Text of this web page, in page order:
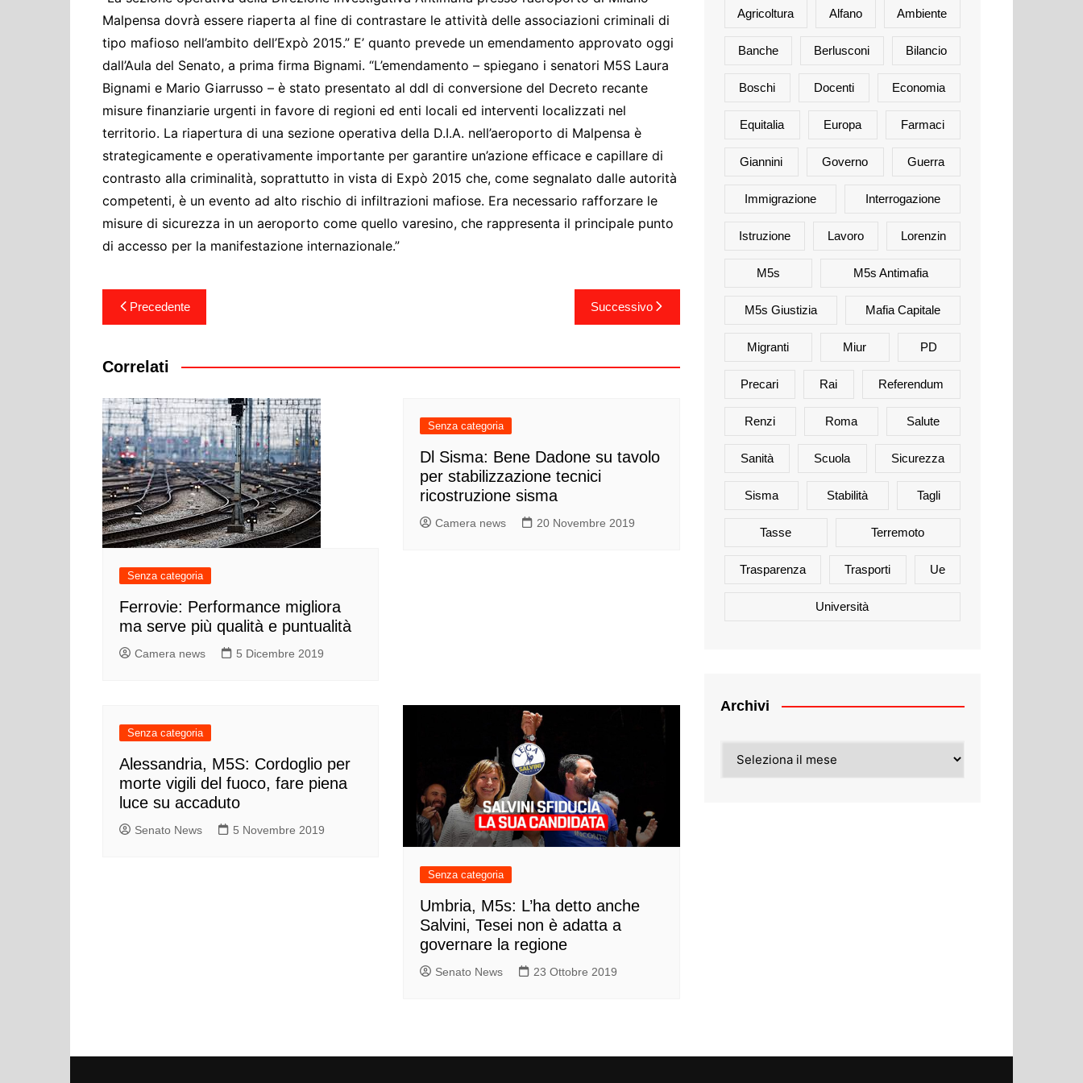
Cultura ed Istruzione
Difesa
Eventi
Finanze e tesoro
Giustizia
Lavori pubblici e Trasporti
Lavoro
Rifiuti
Malpensa dovrà essere riaperta al fine di contrastare le attività delle associazioni criminali di
tipo mafioso nell’ambito dell’Expò 2015.” E’ quanto prevede un emendamento approvato oggi
dall’Aula del Senato, a prima firma Bignami. “L’emendamento – spiegano i senatori M5S Laura
Bignami e Mario Giarrusso – è stato presentato al ddl di conversione del Decreto recante
misure finanziarie urgenti in favore di regioni ed enti locali ed interventi localizzati nel
territorio. La riapertura di una sezione operativa della D.I.A. nell’aeroporto di Malpensa è
strategicamente e operativamente importante per garantire un’azione efficace e capillare di
contrasto alla criminalità, soprattutto in vista di Expò 2015 che, come segnalato dalle autorità
competenti, è un evento ad alto rischio di infiltrazioni mafiose. Era necessario rafforzare le
misure di sicurezza in un aeroporto come quello varesino, che rappresenta il principale punto
di accesso per la manifestazione internazionale.”
Navigazione
articoli
Precedente Successivo
Correlati
Senza categoria
Ferrovie: Performance migliora
ma serve più qualità e puntualità
Camera news 5 Dicembre 2019
Senza categoria
Dl Sisma: Bene Dadone su tavolo
per stabilizzazione tecnici
ricostruzione sisma
Camera news 20 Novembre 2019
Senza categoria
Alessandria, M5S: Cordoglio per
morte vigili del fuoco, fare piena
luce su accaduto
Senato News 5 Novembre 2019
Senza categoria
Umbria, M5s: L’ha detto anche
Salvini, Tesei non è adatta a
governare la regione
Senato News 23 Ottobre 2019
Agricoltura Alfano Ambiente
Banche Berlusconi Bilancio
Boschi Docenti Economia
Equitalia Europa Farmaci
Giannini Governo Guerra
Immigrazione Interrogazione
Istruzione Lavoro Lorenzin
M5s M5s Antimafia
M5s Giustizia Mafia Capitale
Migranti Miur PD
Precari Rai Referendum
Renzi Roma Salute
Sanità Scuola Sicurezza
Sisma Stabilità Tagli
Tasse Terremoto
Trasparenza Trasporti Ue
Università
Archivi